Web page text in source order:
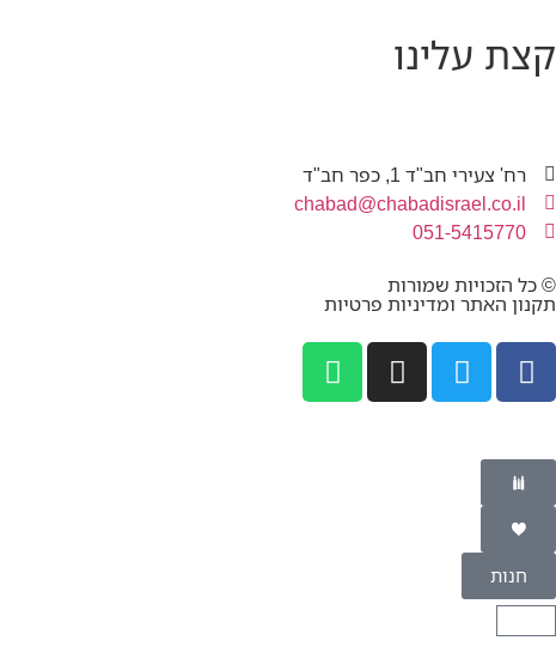
קצת עלינו
רח' צעירי חב"ד 1, כפר חב"ד
chabad@chabadisrael.co.il
051-5415770
© כל הזכויות שמורות
תקנון האתר ומדיניות פרטיות
חנות